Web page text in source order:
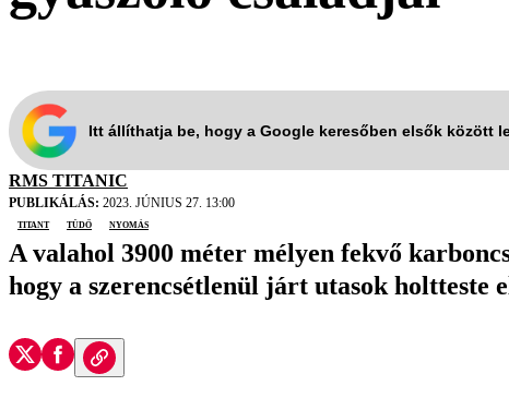
Itt állíthatja be, hogy a Google keresőben elsők között
RMS TITANIC
PUBLIKÁLÁS: 2023. JÚNIUS 27. 13:00
Titant
tüdő nyomás
A valahol 3900 méter mélyen fekvő
hogy a szerencsétlenül járt utasok holtteste